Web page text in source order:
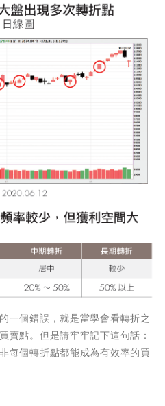
一個錯誤，就是當學會看轉折之
賣點。但是請牢牢記下這句話：
每個轉折點都能成為有效率的買